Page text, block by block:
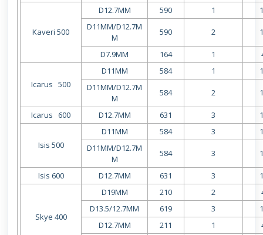
Kaveri 500
D12.7MM 590 1
D11MM/D12.7M
M
590 2
D7.9MM 164 1
Icarus 500
D11MM 584 1
D11MM/D12.7M
M
584 2
Icarus 600 D12.7MM 631 3
Isis 500
D11MM 584 3
D11MM/D12.7M
M
584 3
Isis 600 D12.7MM 631 3
Skye 400
D19MM 210 2
D13.5/12.7MM
619 3
D12.7MM
211 1